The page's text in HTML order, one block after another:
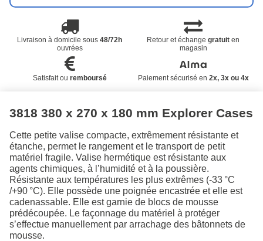
Livraison à domicile sous48/72h
ouvrées
Retour et échangegratuit en
magasin
Satisfait ou remboursé Paiement sécurisé en 2x, 3x ou 4x
3818 380 x 270 x 180 mm Explorer Cases
Cette petite valise compacte, extrêmement résistante et
étanche, permet le rangement et le transport de petit
matériel fragile. Valise hermétique est résistante aux
agents chimiques, à l’humidité et à la poussière.
Résistante aux températures les plus extrêmes (-33 °C
/+90 °C). Elle possède une poignée encastrée et elle est
cadenassable. Elle est garnie de blocs de mousse
prédécoupée. Le façonnage du matériel à protéger
s’effectue manuellement par arrachage des bâtonnets de
mousse.